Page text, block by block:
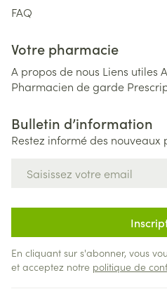
FAQ
Votre pharmacie
A propos de nous Liens utiles
Pharmacien de garde
Bulletin d’information
Restez informé des
En cliquant sur s'abonner, vous
et acceptez notre politique de